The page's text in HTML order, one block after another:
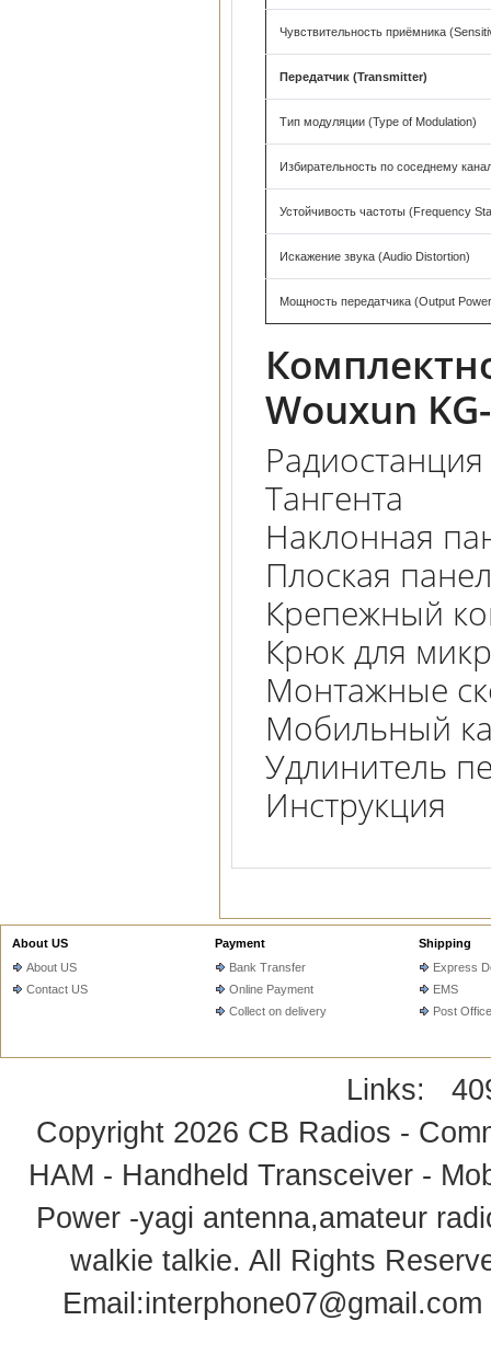
Чувствительность приёмника
Передатчик (Transmitter)
Тип модуляции (Type of Modulation)
Избирательность по соседнему
Устойчивость частоты (Frequency
Искажение звука (Audio Distortion)
Мощность передатчика (Output
Wouxun
Радиостанция
Тангента
Наклонная
Плоская
Крепежный
Крюк для
Монтажные
Мобильный
Удлинитель
Инструкция
About US
About US
Contact US
Payment
Bank Transfer
Online Payment
Collect on delivery
Shipping
Express
EMS
Post Office
Links:
Copyright 2026 CB Radios -
HAM - Handheld Transceiver -
Power -yagi antenna,amateur
walkie talkie. All Rights
Email:interphone07@gmail.com